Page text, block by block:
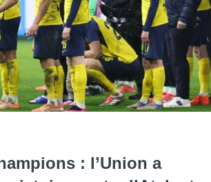
l'article "Ligue des Champions :
: l’Union a